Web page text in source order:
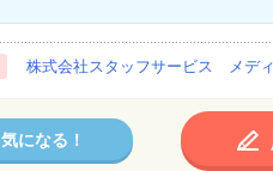
株式会社スタッフサービス メデ
気になる！